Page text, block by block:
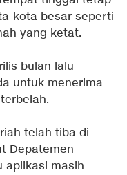
kota besar seperti
yang ketat.
bulan lalu
untuk menerima
telah tiba di
Depatemen
aplikasi masih